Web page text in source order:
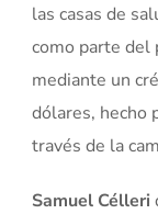
las casas de
como parte del
mediante un
dólares, hecho
través de la
Samuel Célleri